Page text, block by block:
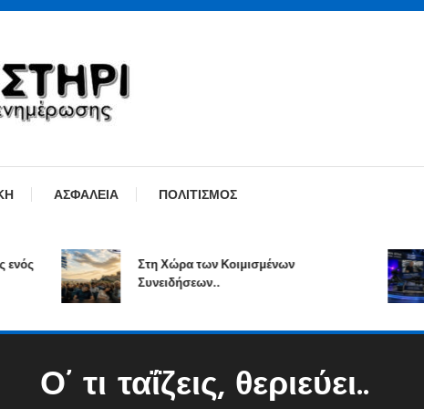
ΑΣΦΑΛΕΙΑ ΠΟΛΙΤΙΣΜΟΣ
Στη Χώρα των Κοιμισμένων
Συνειδήσεων..
Ο’ τι ταΐζεις, θεριεύει..